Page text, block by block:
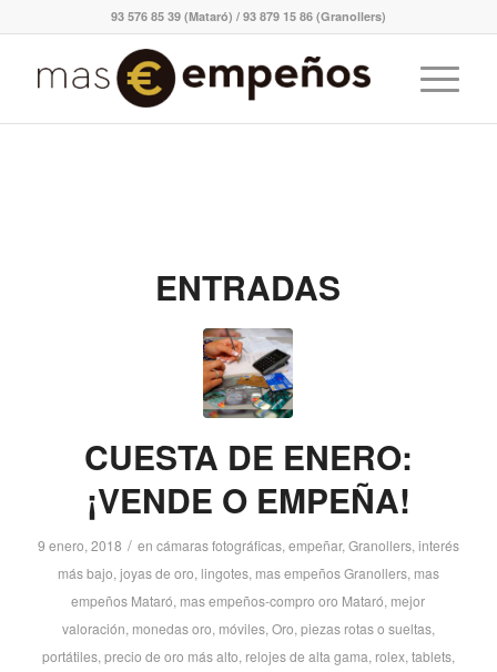
93 576 85 39 (Mataró) / 93 879 15 86 (Granollers)
ENTRADAS
CUESTA DE ENERO:
¡VENDE O EMPEÑA!
9 enero, 2018 / en cámaras fotográficas, empeñar, Granollers, interés
más bajo, joyas de oro, lingotes, mas empeños Granollers, mas
empeños Mataró, mas empeños-compro oro Mataró, mejor
valoración, monedas oro, móviles, Oro, piezas rotas o sueltas,
portátiles, precio de oro más alto, relojes de alta gama, rolex, tablets,